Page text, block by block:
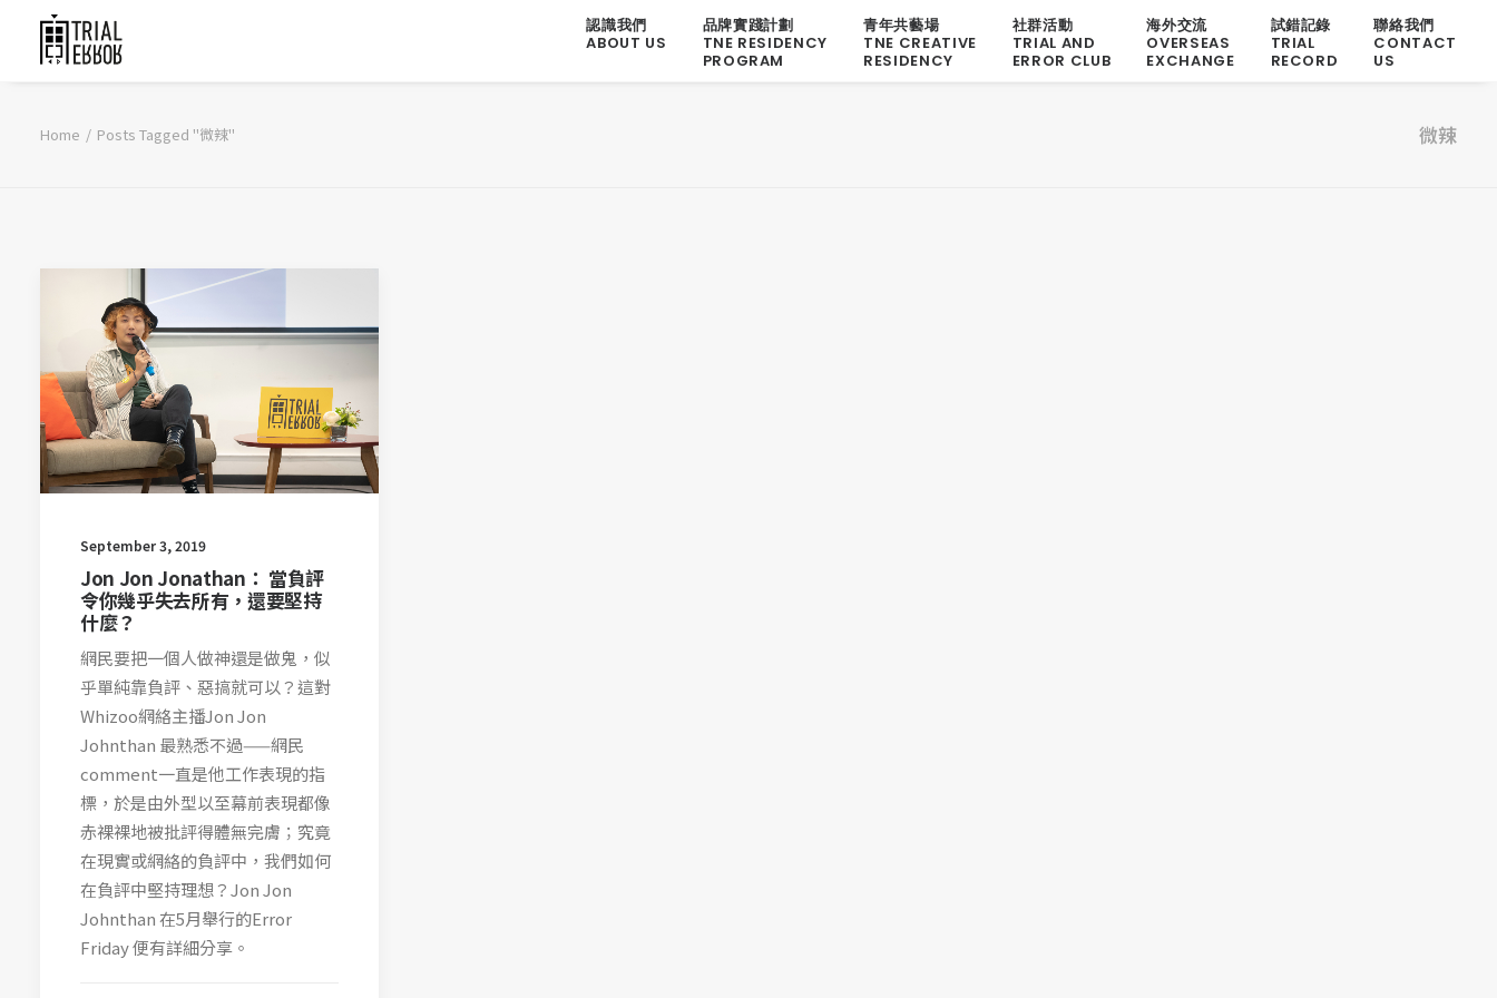
認識我們
ABOUT US
品牌實踐計劃
TNE RESIDENCY
PROGRAM
青年共藝場
TNE CREATIVE
RESIDENCY
社群活動
TRIAL AND
ERROR CLUB
海外交流
OVERSEAS
EXCHANGE
試錯記錄
TRIAL
RECORD
聯絡我們
CONTACT
US
微辣
Home Posts Tagged "微辣"
September 3, 2019
Jon Jon Jonathan： 當負評
令你幾乎失去所有，還要堅持
什麼？
網民要把一個人做神還是做鬼，似
乎單純靠負評、惡搞就可以？這對
Whizoo網絡主播Jon Jon
Johnthan 最熟悉不過——網民
comment一直是他工作表現的指
標，於是由外型以至幕前表現都像
赤裸裸地被批評得體無完膚；究竟
在現實或網絡的負評中，我們如何
在負評中堅持理想？Jon Jon
Johnthan 在5月舉行的Error
Friday 便有詳細分享。